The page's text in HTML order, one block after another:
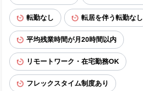
転勤なし 転居を伴う転勤なし
平均残業時間が月20時間以内
リモートワーク・在宅勤務OK
フレックスタイム制度あり